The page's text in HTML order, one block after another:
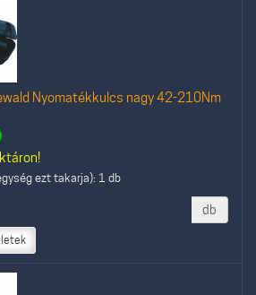
Nyomatékkulcs nagy 42-210Nm
ezt takarja): 1 db
db